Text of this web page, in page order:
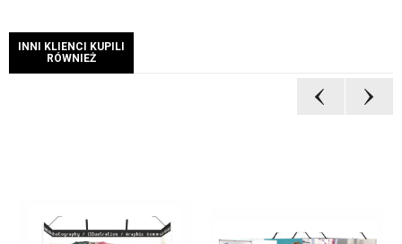
INNI KLIENCI KUPILI
RÓWNIEŻ